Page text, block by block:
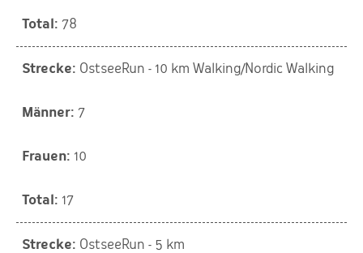
78
OstseeRun - 10 km Walking/Nordic Walking
7
10
17
OstseeRun - 5 km